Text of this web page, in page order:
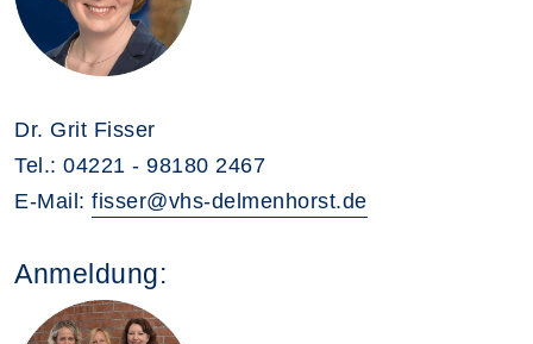
Dr. Grit Fisser
Tel.: 04221 - 98180 2467
E-Mail: fisser@vhs-delmenhorst.de
Anmeldung: